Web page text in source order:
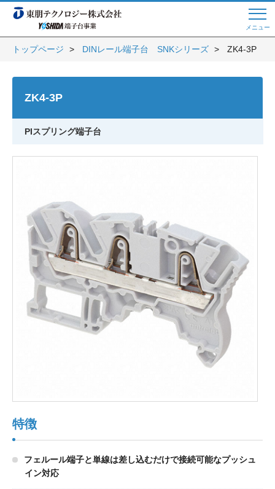
メニュー
よくある質問
会員登録
製品検索
個人情報保護方針
トップページ DINレール端子台 SNKシリーズ ZK4-3P
ZK4-3P
PIスプリング端子台
特徴
フェルール端子と単線は差し込むだけで接続可能なプッシュ
イン対応